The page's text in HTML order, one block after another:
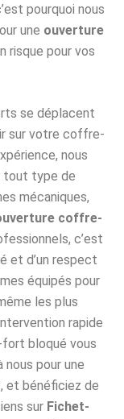
pourquoi nous
une ouverture
risque pour vos
se déplacent
sur votre coffre-
nous
tout type de
mécaniques,
coffre-
c’est
et d’un respect
équipés pour
les plus
rapide
bloqué vous
pour une
, et bénéficiez de
sur Fichet-